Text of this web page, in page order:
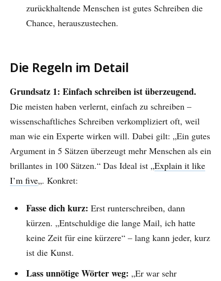
zurückhaltende Menschen ist gutes Schreiben die
Chance, herauszustechen.
Die Regeln im Detail
Grundsatz 1: Einfach schreiben ist überzeugend.
Die meisten haben verlernt, einfach zu schreiben –
wissenschaftliches Schreiben verkompliziert oft, weil
man wie ein Experte wirken will. Dabei gilt: „Ein gutes
Argument in 5 Sätzen überzeugt mehr Menschen als ein
brillantes in 100 Sätzen.“ Das Ideal ist „Explain it like
I’m five„. Konkret:
Fasse dich kurz: Erst runterschreiben, dann
kürzen. „Entschuldige die lange Mail, ich hatte
keine Zeit für eine kürzere“ – lang kann jeder, kurz
ist die Kunst.
Lass unnötige Wörter weg: „Er war sehr